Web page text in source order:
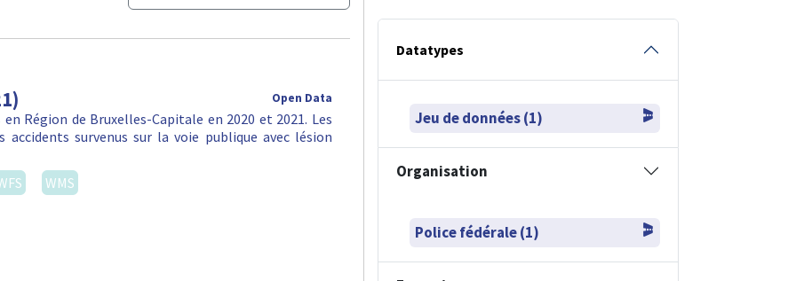
Open Data
Région de Bruxelles-Capitale en 2020 et 2021. Les
survenus sur la voie publique avec lésion
WMS
Datatypes
Jeu de données (1)
Organisation
Police fédérale (1)